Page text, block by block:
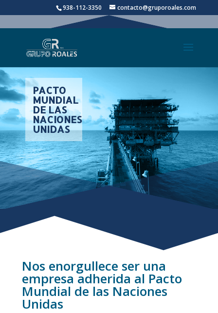
938-112-3350 contacto@gruporoales.com
PACTO
MUNDIAL
DE LAS
NACIONES
UNIDAS
Nos enorgullece ser una
empresa adherida al Pacto
Mundial de las Naciones
Unidas